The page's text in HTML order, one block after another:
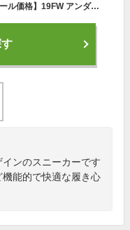
【4日20時〜28時間限定 最大P40倍】【セール価格】19FW アンダーアーマー W マイクロG パスートBP (3021969) UA ランニングシューズ レディス レディース ランニング シューズ おしゃれ 初心者 スニーカー 靴 軽量
ンのスニーカーです
能的で快適な履き心